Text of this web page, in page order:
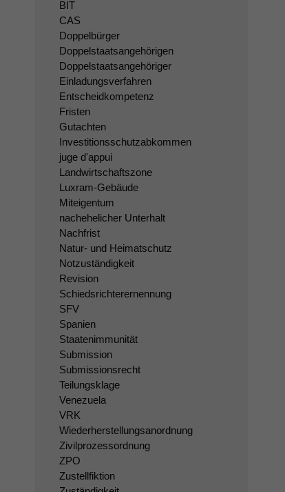
BIT
CAS
Doppelbürger
Doppelstaatsangehörigen
Doppelstaatsangehöriger
Einladungsverfahren
Entscheidkompetenz
Fristen
Gutachten
Investitionsschutzabkommen
juge d'appui
Landwirtschaftszone
Luxram-Gebäude
Miteigentum
nachehelicher Unterhalt
Nachfrist
Natur- und Heimatschutz
Notzuständigkeit
Revision
Schiedsrichterernennung
SFV
Spanien
Staatenimmunität
Submission
Submissionsrecht
Teilungsklage
Venezuela
VRK
Wiederherstellungsanordnung
Zivilprozessordnung
ZPO
Zustellfiktion